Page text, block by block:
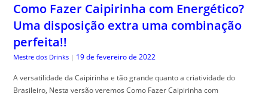
Como Fazer Caipirinha com Energético?
Uma disposição extra uma combinação
perfeita!!
Mestre dos Drinks | 19 de fevereiro de 2022
A versatilidade da Caipirinha e tão grande quanto a criatividade do
Brasileiro, Nesta versão veremos Como Fazer Caipirinha com